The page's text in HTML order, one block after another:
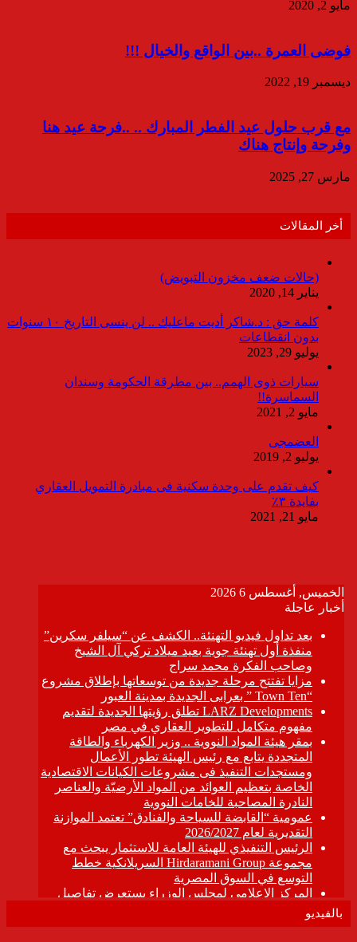
مايو 2, 2020
فوضى العمرة ..بين الواقع والخيال !!!
ديسمبر 19, 2022
مع قرب حلول عيد الفطر المبارك .. ..فرحة عيد هنا
وفرحة وإنتاج هناك
مارس 27, 2025
أخر المقالات
(حالات ضعف مخزون التبويض)
يناير 14, 2020
كلمة حق : د.شاكر أديت ماعليك .. لن ينسى التاريخ ١٠ سنوات
بدون انقطاعات
يوليو 29, 2023
سيارات ذوى الهمم.. بين مطرقة الحكومة وسندان
السماسرة!!
مايو 2, 2021
العضمجى
يوليو 2, 2019
كيف تقدم على وحدة سكنية فى مبادرة التمويل العقاري
بفايدة ٣٪
مايو 21, 2021
بالفيديو